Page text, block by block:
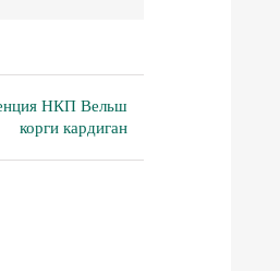
НКП Вельш
корги кардиган